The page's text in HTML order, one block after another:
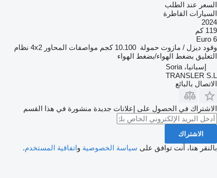
السعر عند الطلب
السيارات القاطرة
2024
119 كم
Euro 6
وقود ديزل / مازوت حمولة 10.100 كجم مواصفات المحاور 4x2 نظام
التعليق بضغط الهواء/بضغط الهواء
إسبانيا، Soria
TRANSLER S.L
الاتصال بالبائع
الاشتراك في الحصول على إعلانات جديدة منشورة في هذا القسم
الاشتراك
بالنقر هنا، أنت توافق على سياسة الخصوصية واتفاقية المستخدم.